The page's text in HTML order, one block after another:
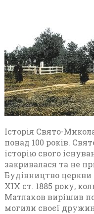
Історія Свято-
понад 100 років.
історію свого
закривалася та не
Будівництво церкви
ХІХ ст. 1885 року,
Матлахов вирішив
могили своєї